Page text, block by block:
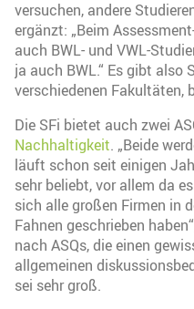
versuchen, andere
ergänzt: „Beim
auch BWL- und VWL-
ja auch BWL.“ Es gibt
verschiedenen Fakultäten,
Die SFi bietet auch zwei
Nachhaltigkeit. „Beide
läuft schon seit einigen
sehr beliebt, vor allem da
sich alle großen Firmen in
Fahnen geschrieben
nach ASQs, die einen
allgemeinen
sei sehr groß.